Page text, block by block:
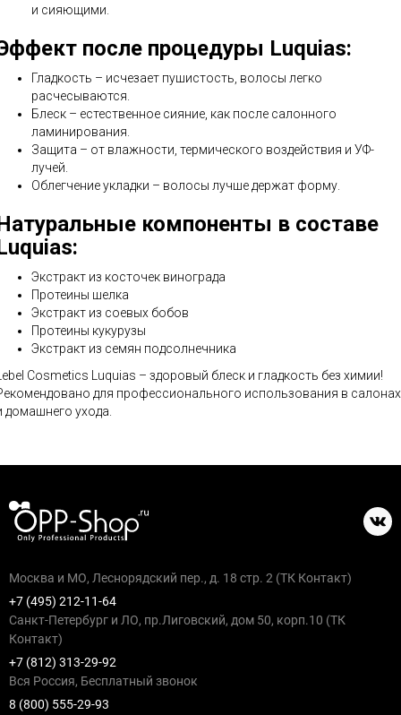
и сияющими.
после процедуры Luquias:
Гладкость – исчезает пушистость, волосы легко
расчесываются.
Блеск – естественное сияние, как после салонного
ламинирования.
Защита – от влажности, термического воздействия и УФ-
лучей.
Облегчение укладки – волосы лучше держат форму.
компоненты в составе
Экстракт из косточек винограда
Протеины шелка
Экстракт из соевых бобов
Протеины кукурузы
Экстракт из семян подсолнечника
Cosmetics Luquias – здоровый блеск и гладкость без химии!
для профессионального использования в салонах
домашнего ухода.
Москва и МО, Леснорядский пер., д. 18 стр. 2 (ТК Контакт)
+7 (495) 212-11-64
Санкт-Петербург и ЛО, пр.Лиговский, дом 50, корп.10 (ТК
Контакт)
+7 (812) 313-29-92
Вся Россия, Бесплатный звонок
8 (800) 555-29-93